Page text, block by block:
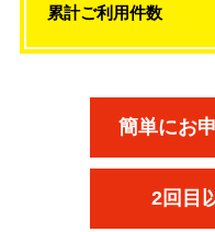
累計ご利用件数
簡単にお
2回目